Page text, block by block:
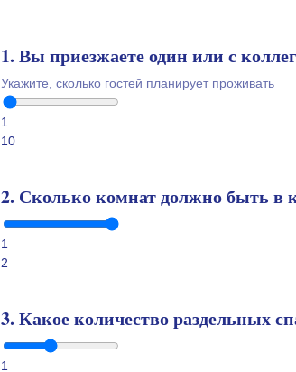
1. Вы приезжаете один или с
Укажите, сколько гостей планирует проживать
1
10
2. Сколько комнат должно быть в
1
2
3. Какое количество раздельных
1